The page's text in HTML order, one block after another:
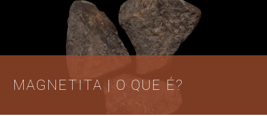
MAGNETITA | O QUE É?